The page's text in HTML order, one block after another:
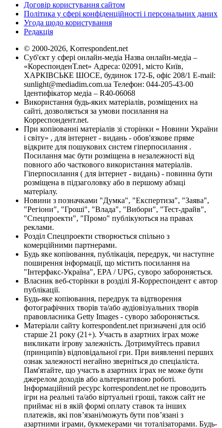
Договір користування сайтом
Політика у сфері конфіденційності і персональних даних
Угода щодо користування
Редакція
© 2000-2026, Korrespondent.net
Суб'єкт у сфері онлайн-медіа Назва онлайн-медіа –
«КореспонденТ.net» Адреса: 02091, місто Київ,
ХАРКІВСЬКЕ ШОСЕ, будинок 172-Б, офіс 208/1 E-mail:
sunlight@mediadim.com.ua Телефон: 044-205-43-00
Ідентифікатор медіа – R40-06068
Використання будь-яких матеріалів, розміщених на
сайті, дозволяється за умови посилання на
Корреспондент.net.
При копіюванні матеріалів зі сторінки « Новини України
і світу» , для інтернет - видань - обов'язкове пряме
відкрите для пошукових систем гіперпосилання .
Посилання має бути розміщена в незалежності від
повного або часткового використання матеріалів.
Гіперпосилання ( для інтернет - видань) - повинна бути
розміщена в підзаголовку або в першому абзаці
матеріалу.
Новини з позначками "Думка", "Експертиза", "Заява",
"Регіони", "Гроші", "Влада", "Вибори", "Тест-драйв",
"Спецпроекти", "Промо" публікуються на правах
реклами.
Розділ Спецпроекти створюється спільно з
комерційними партнерами.
Будь яке копіювання, публікація, передрук, чи наступне
поширення інформації, що містить посилання на
"Інтерфакс-Україна", EPA / UPG, суворо забороняється.
Власник веб-сторінки в розділі Я-Корреспондент є автор
публікації.
Будь-яке копіювання, передрук та відтворення
фотографічних творів та/або аудіовізуальних творів
правовласника Getty Images - суворо забороняється.
Матеріали сайту korrespondent.net призначені для осіб
старше 21 року (21+). Участь в азартних іграх може
викликати ігрову залежність. Дотримуйтесь правил
(принципів) відповідальної гри. При виявленні перших
ознак залежності негайно зверніться до спеціаліста.
Пам'ятайте, що участь в азартних іграх не може бути
джерелом доходів або альтернативою роботі.
Інформаційний ресурс korrespondent.net не проводить
ігри на реальні та/або віртуальні гроші, також сайт не
приймає ні в якій формі оплату ставок та інших
платежів, які пов’язані/можуть бути пов’язані з
азартними іграми, букмекерами чи тоталізаторами. Будь-